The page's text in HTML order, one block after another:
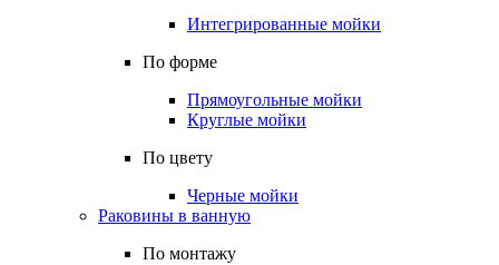
Интегрированные мойки
По форме
Прямоугольные мойки
Круглые мойки
По цвету
Черные мойки
Раковины в ванную
По монтажу